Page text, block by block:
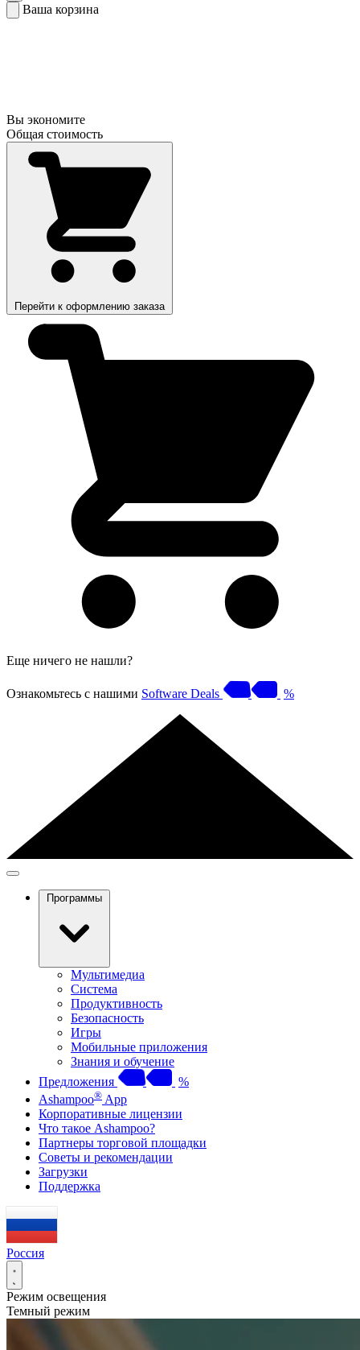
Ваша корзина
Вы экономите
Общая стоимость
Перейти к оформлению заказа
Еще ничего не нашли?
Ознакомьтесь с нашими Software Deals %
Программы
Мультимедиа
Система
Продуктивность
Безопасность
Игры
Мобильные приложения
Знания и обучение
Предложения
%
Ashampoo® App
Корпоративные лицензии
Что такое Ashampoo?
Партнеры торговой площадки
Советы и рекомендации
Загрузки
Поддержка
Россия
Режим освещения
Темный режим